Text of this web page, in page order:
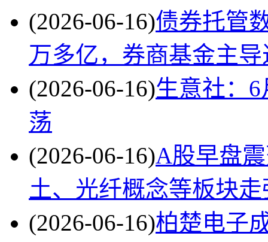
(2026-06-16)债券托管
万多亿，券商基金主
(2026-06-16)生意社：
荡
(2026-06-16)A股早盘
土、光纤概念等板块
(2026-06-16)柏楚电子